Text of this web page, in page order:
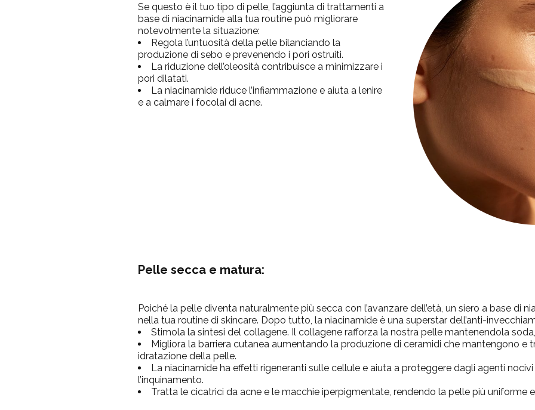
Se questo è il tuo tipo di pelle, l’aggiunta di trattamenti a
base di niacinamide alla tua routine può migliorare
notevolmente la situazione:
Regola l’untuosità della pelle bilanciando la
produzione di sebo e prevenendo i pori ostruiti.
La riduzione dell’oleosità contribuisce a minimizzare i
pori dilatati.
La niacinamide riduce l’infiammazione e aiuta a lenire
e a calmare i focolai di acne.
Pelle secca e matura:
Poiché la pelle diventa naturalmente più secca con l’avanzare dell’età, un siero a base di
nella tua routine di skincare. Dopo tutto, la niacinamide è una superstar dell’anti-
Stimola la sintesi del collagene. Il collagene rafforza la nostra pelle mantenendola
Migliora la barriera cutanea aumentando la produzione di ceramidi che mantengono e
idratazione della pelle.
La niacinamide ha effetti rigeneranti sulle cellule e aiuta a proteggere dagli agenti
l’inquinamento.
Tratta le cicatrici da acne e le macchie iperpigmentate, rendendo la pelle più uniforme